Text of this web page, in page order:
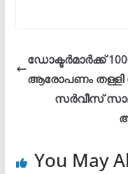
ഡോക്ടര്‍മാര്‍ക്ക്
ആരോപണം തള്ളി
സര്‍വീസ്
You May